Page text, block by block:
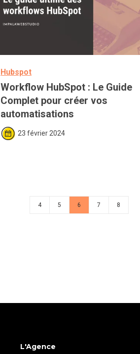
Hubspot
Workflow HubSpot : Le Guide
Complet pour créer vos
automatisations
23 février 2024
4 5 6 7 8
L'Agence